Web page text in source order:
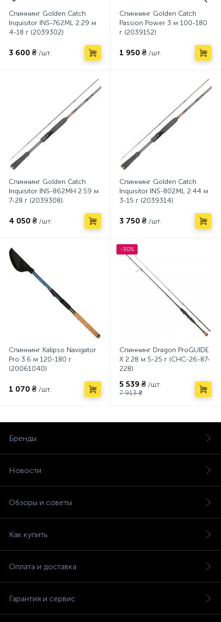
Спиннинг Golden Catch
Inquisitor INS-762ML 2.29 м
4-18 г (2039302)
3 600 ₴ /шт.
Спиннинг Golden Catch
Passion Power 3 м 100-180
г (2039152)
1 950 ₴ /шт.
Спиннинг Golden Catch
Inquisitor INS-862MH 2.59 м
7-28 г (2039308)
4 050 ₴ /шт.
Спиннинг Golden Catch
Inquisitor INS-802ML 2.44 м
3-15 г (2039314)
3 750 ₴ /шт.
Спиннинг Kalipso Navigator
Pro 3.6 м 120-180 г
(20061040)
1 070 ₴ /шт.
-30%
Спиннинг Dragon ProGUIDE
X 2.28 м 5-25 г (CHC-26-87-
228)
5 539 ₴ /шт.
7 913 ₴
Бренды
Новости
Обзоры и советы
Как купить
Оплата и доставка
Гарантия и сервис